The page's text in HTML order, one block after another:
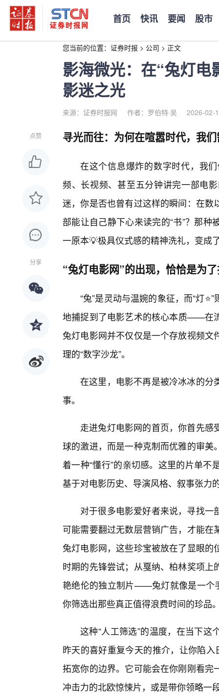
首页 快讯 要闻 股市
您当前的位置： 证券时报 > 公司 > 正文
影海微光：在“兔灯
影迷之光
来源：证券时报网 作者：罗伯特·吴 2026-02-
点赞
分享
寻光而往：为何在喧嚣时代，我
在这个信息爆炸的数字时代，我
频、长视频、甚至五分钟讲完一部电
迷，你是否也曾有过这样的瞬间：在
部能让自己静下心来读完的“书”？那
一原本💡极具仪式感的精神洗礼，变成
“兔灯电影网”的出现，恰恰是为
“兔”是灵动与温婉的象征，而“灯
地捕捉到了电影艺术的核心本质——在
兔灯电影网并不仅仅是一个存放视频
理的“数字沙龙”。
在这里，电影不再是被冷冰冰的分
事。
走进兔灯电影网的首页，你首先
球的激进，而是一种克制而优雅的审
着一种“懂行”的亲切感。这里的片单
基于对电影历史、导演风格、叙事张力
对于很多电影爱好者来说，寻找
可能需要翻过无数层营销广告，才能
兔灯电影网，这些珍宝被放在了显眼
时期的先锋尝试；从戛纳、柏林奖项
艳绝伦的独立制片——兔灯就像是一个
你筛选出那些真正值得浪费时间的珍品
这种“人工筛选”的温度，在当下
昨天的喜好重复今天的推介，让你陷
拓宽你的边界。它可能会在你刚刚看
冲击力的北欧惊悚片，或是带你领略一